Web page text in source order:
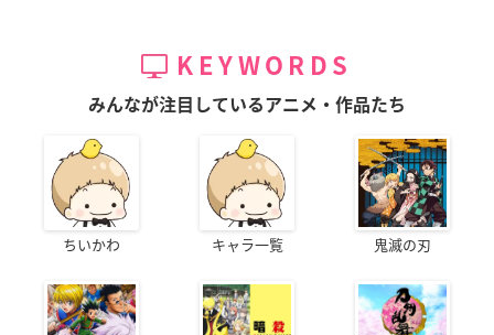
KEYWORDS
みんなが注目しているアニメ・作品たち
ちいかわ キャラ一覧 鬼滅の刃